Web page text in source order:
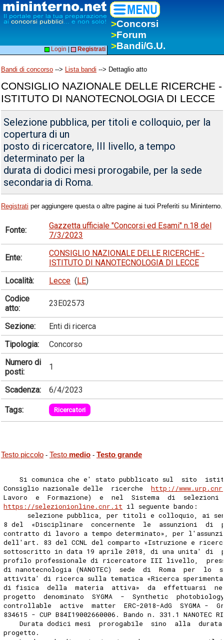
>Concorsi
>Forum
>Bandi/G.U.
Login Registrati
Bandi di concorso --> Lista bandi --> Dettaglio atto
CONSIGLIO NAZIONALE DELLE RICERCHE -
ISTITUTO DI NANOTECNOLOGIA DI LECCE
Selezione pubblica, per titoli e colloquio, per la
copertura di un
posto di ricercatore, III livello, a tempo
determinato per la
durata di dodici mesi prorogabile, per la sede
secondaria di Roma.
Registrati per aggiungere questa o altre pagine ai tuoi Preferiti su Mininterno.
Fonte:
Gazzetta ufficiale "Concorsi ed Esami" n.18 del
7/3/2023
Ente:
CONSIGLIO NAZIONALE DELLE RICERCHE -
ISTITUTO DI NANOTECNOLOGIA DI LECCE
Località:
Lecce (LE)
Codice
atto:
23E02573
Sezione:
Enti di ricerca
Tipologia:
Concorso
Numero di
posti:
1
Scadenza: 6/4/2023
Tags: Ricercatori
Testo piccolo - Testo medio - Testo grande
Si comunica che e' stato pubblicato sul  sito
Consiglio nazionale delle  ricerche http://
Lavoro  e  Formazione)  e  nel  Sistema  di  selezioni
https://selezionionline.cnr.it il seguente bando:
selezione pubblica, per titoli e colloquio, ai
8 del  «Disciplinare  concernente  le  assunzioni  di
contratto di lavoro a tempo determinato», per
dell'art. 83 del CCNL del comparto «Istruzione e
sottoscritto in data 19 aprile 2018, di una unita' di
profilo professionale di ricercatore III livello,
di nanotecnologia (NANOTEC)  sede  di  Roma  per  lo
attivita' di ricerca sulla tematica «Ricerca
di fisica  della  materia  attiva»  da  effettuarsi
progetto  denominato  SYGMA  -  Synthetic
controllable  active  matter  ERC-2018-AdG  SYGMA -
834615 - CUP B84I19002660006. Bando n. 331.1 NANOTEC
Durata dodici mesi  prorogabile  sino  alla
progetto.